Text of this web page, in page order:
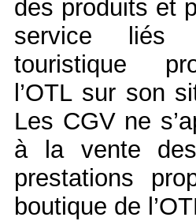
des produits et
service liés
touristique
l’OTL sur son
Les CGV ne
à la vente
prestations
boutique de